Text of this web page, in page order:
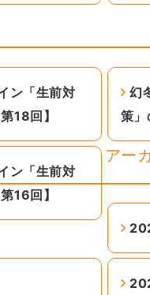
ン「生前対
18回】
幻
策」
ン「生前対
16回】
アー